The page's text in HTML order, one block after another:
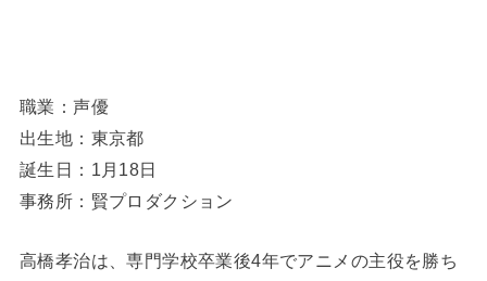
職業：声優
出生地：東京都
誕生日：1月18日
事務所：賢プロダクション
高橋孝治は、専門学校卒業後4年でアニメの主役を勝ち